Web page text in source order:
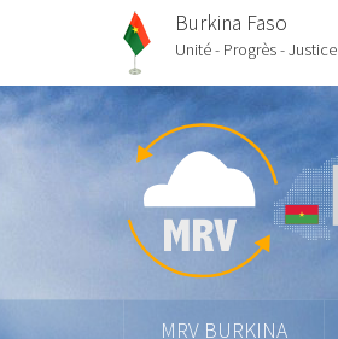
Burkina Faso
Unité - Progrès - Justice
MRV BURKINA